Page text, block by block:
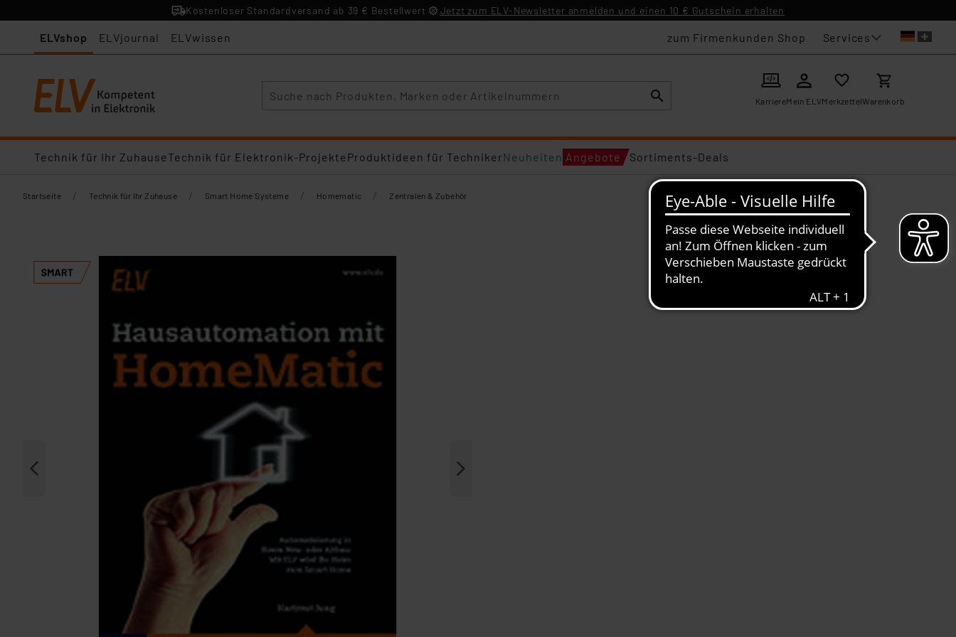
Kostenloser Standardversand ab 39 € Bestellwert Jetzt zum ELV-Newsletter anmelden und einen 10 € Gutschein erhalten
ELVshop ELVjournal ELVwissen zum Firmenkunden Shop Services
KarriereMein ELVMerkzettelWarenkorb
Technik für Ihr ZuhauseTechnik für Elektronik-ProjekteProduktideen für TechnikerNeuheiten Angebote Sortiments-Deals
Startseite / Technik für Ihr Zuhause / Smart Home Systeme / Homematic / Zentralen & Zubehör